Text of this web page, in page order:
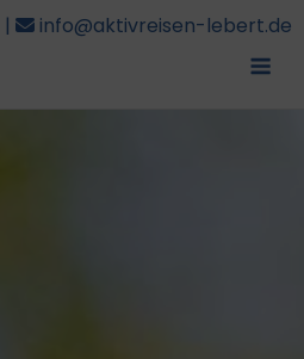
|
info@aktivreisen-lebert.de